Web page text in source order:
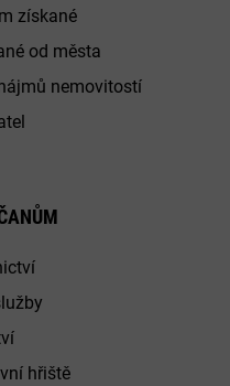
získané
od města
nemovitostí
hřiště